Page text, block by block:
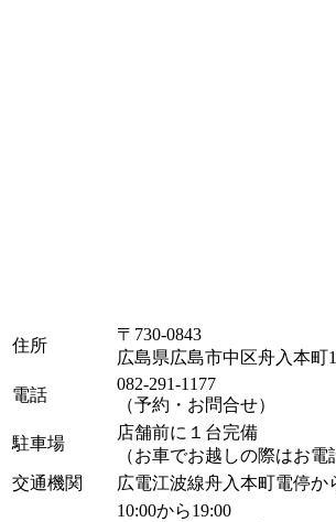
住所
〒730-0843
広島県広島市中区舟入本町
電話
082-291-1177
（予約・お問合せ）
駐車場
店舗前に１台完備
（お車でお越しの際はお
交通機関
広電江波線舟入本町電停か
10:00から19:00